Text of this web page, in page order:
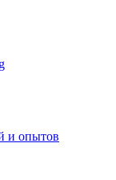
и опытов